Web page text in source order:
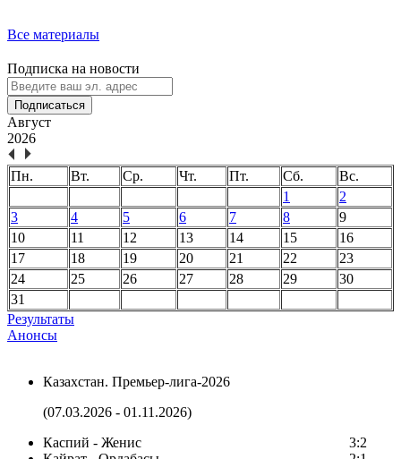
Все материалы
Подписка на новости
Подписаться
Август
2026
Пн. Вт. Ср. Чт. Пт. Сб.
Вс.
1
2
3
4 5 6 7 8
9
10
11 12 13 14 15
16
17
18 19 20 21 22
23
24
25 26 27 28 29
30
31
Результаты
Анонсы
Казахстан. Премьер-лига-2026
(07.03.2026 - 01.11.2026)
Каспий - Женис
3:2